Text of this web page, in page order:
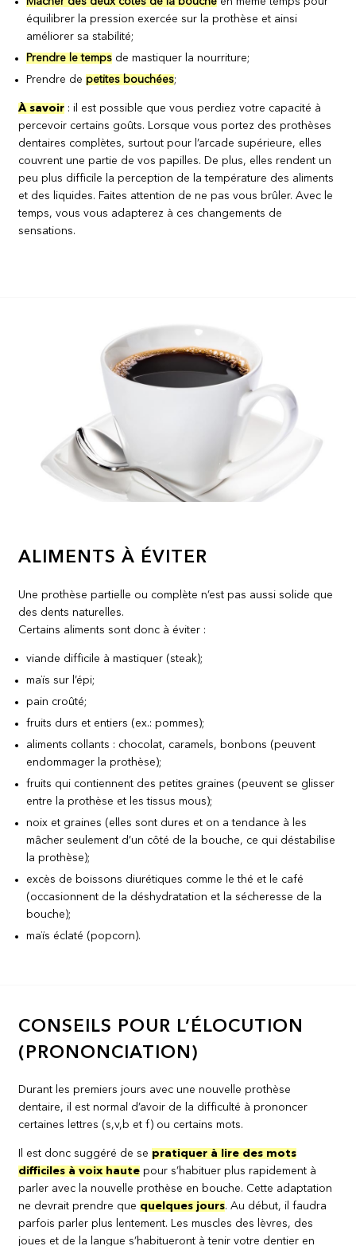
équilibrer la pression exercée sur la prothèse et ainsi
améliorer sa stabilité;
Prendre le temps de mastiquer la nourriture;
Prendre depetites bouchées;
À savoir : il est possible que vous perdiez votre capacité à
percevoir certains goûts. Lorsque vous portez des prothèses
dentaires complètes, surtout pour l’arcade supérieure, elles
couvrent une partie de vos papilles. De plus, elles rendent un
peu plus difficile la perception de la température des aliments
et des liquides. Faites attention de ne pas vous brûler. Avec le
temps, vous vous adapterez à ces changements de
sensations.
ALIMENTS À ÉVITER
Une prothèse partielle ou complète n’est pas aussi solide que
des dents naturelles.
Certains aliments sont donc à éviter :
viande difficile à mastiquer (steak);
maïs sur l’épi;
pain croûté;
fruits durs et entiers (ex.: pommes);
aliments collants : chocolat, caramels, bonbons (peuvent
endommager la prothèse);
fruits qui contiennent des petites graines (peuvent se glisser
entre la prothèse et les tissus mous);
noix et graines (elles sont dures et on a tendance à les
mâcher seulement d’un côté de la bouche, ce qui déstabilise
la prothèse);
excès de boissons diurétiques comme le thé et le café
(occasionnent de la déshydratation et la sécheresse de la
bouche);
maïs éclaté (popcorn).
CONSEILS POUR L’ÉLOCUTION
(PRONONCIATION)
Durant les premiers jours avec une nouvelle prothèse
dentaire, il est normal d’avoir de la difficulté à prononcer
certaines lettres (s,v,b et f) ou certains mots.
Il est donc suggéré de se pratiquer à lire des mots
difficiles à voix haute pour s’habituer plus rapidement à
parler avec la nouvelle prothèse en bouche. Cette adaptation
ne devrait prendre que quelques jours. Au début, il faudra
parfois parler plus lentement. Les muscles des lèvres, des
joues et de la langue s’habitueront à tenir votre dentier en